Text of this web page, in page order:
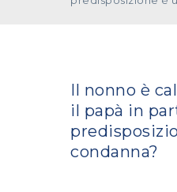
Il nonno è
il papà in
condanna?